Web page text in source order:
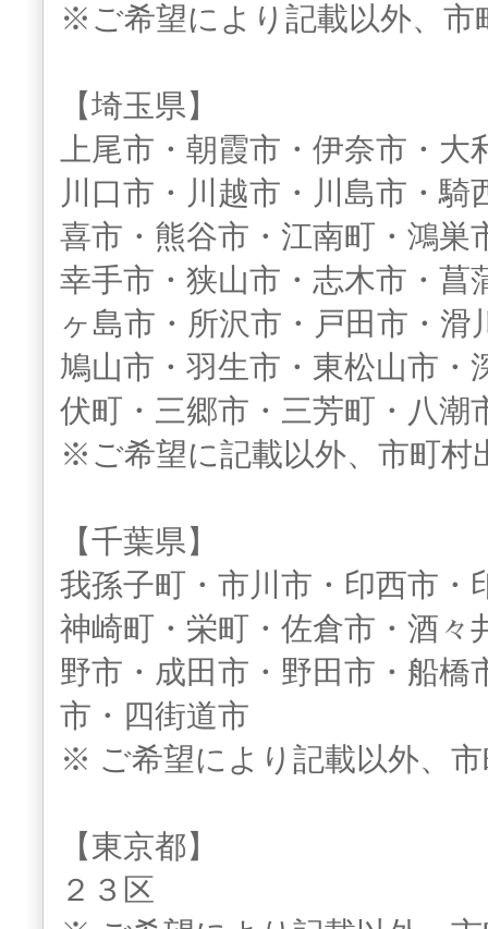
※ご希望により記載以外、市
【埼玉県】
上尾市・朝霞市・伊奈市・
川口市・川越市・川島市・
喜市・熊谷市・江南町・鴻
幸手市・狭山市・志木市・菖
ヶ島市・所沢市・戸田市・
鳩山市・羽生市・東松山市
伏町・三郷市・三芳町・八潮
※ご希望に記載以外、市町村
【千葉県】
我孫子町・市川市・印西市・
神崎町・栄町・佐倉市・酒々
野市・成田市・野田市・船橋
市・四街道市
※ ご希望により記載以外、
【東京都】
２３区